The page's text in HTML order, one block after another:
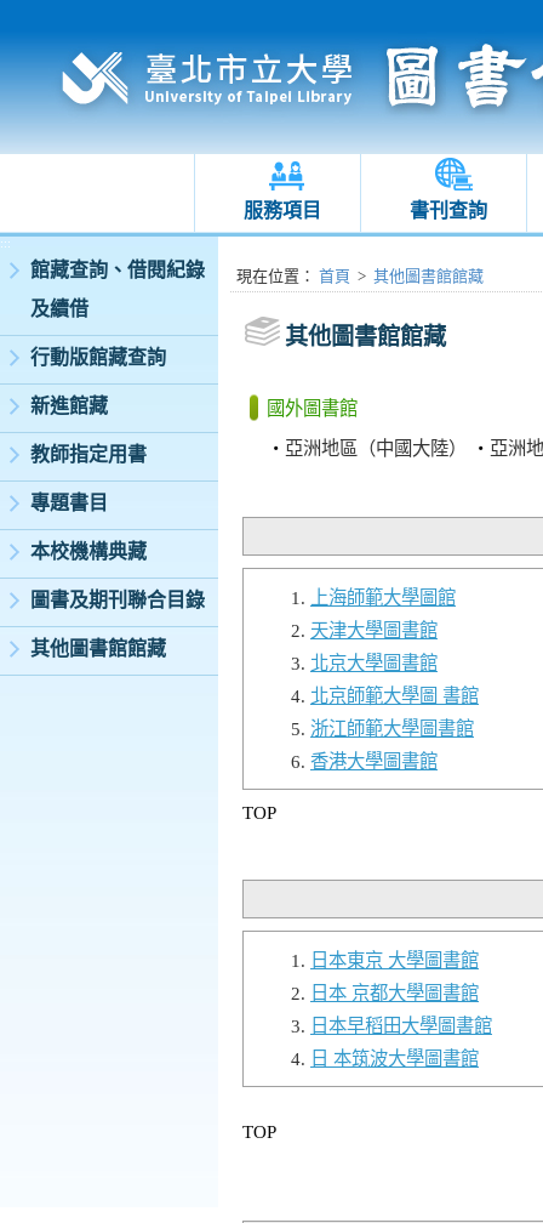
服務項目 書刊查詢
:::
館藏查詢、借閱紀錄
及續借
行動版館藏查詢
新進館藏
教師指定用書
專題書目
本校機構典藏
圖書及期刊聯合目錄
其他圖書館館藏
:::現在位置 ： 首頁 > 其他圖書館館藏
其他圖書館館藏
國外圖書館
‧ 亞洲地區（中國大陸） ‧ 亞洲
上海師範大學圖館
天津大學圖書館
北京大學圖書館
北京師範大學圖 書館
浙江師範大學圖書館
香港大學圖書館
TOP
日本東京 大學圖書館
日本 京都大學圖書館
日本早稻田大學圖書館
日 本筑波大學圖書館
TOP